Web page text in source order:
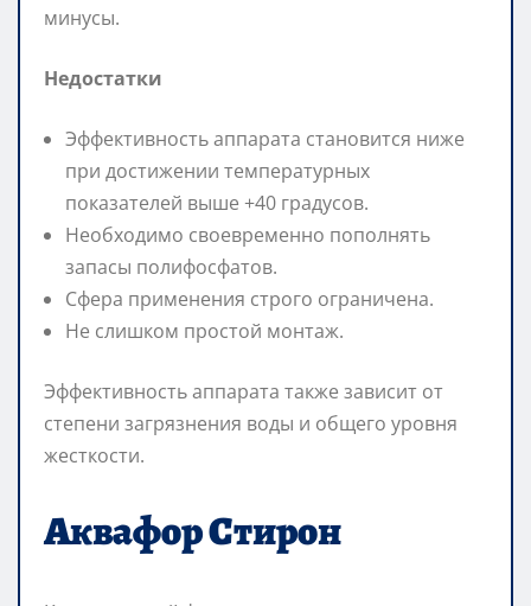
минусы.
Недостатки
Эффективность аппарата становится ниже
при достижении температурных
показателей выше +40 градусов.
Необходимо своевременно пополнять
запасы полифосфатов.
Сфера применения строго ограничена.
Не слишком простой монтаж.
Эффективность аппарата также зависит от
степени загрязнения воды и общего уровня
жесткости.
Аквафор Стирон